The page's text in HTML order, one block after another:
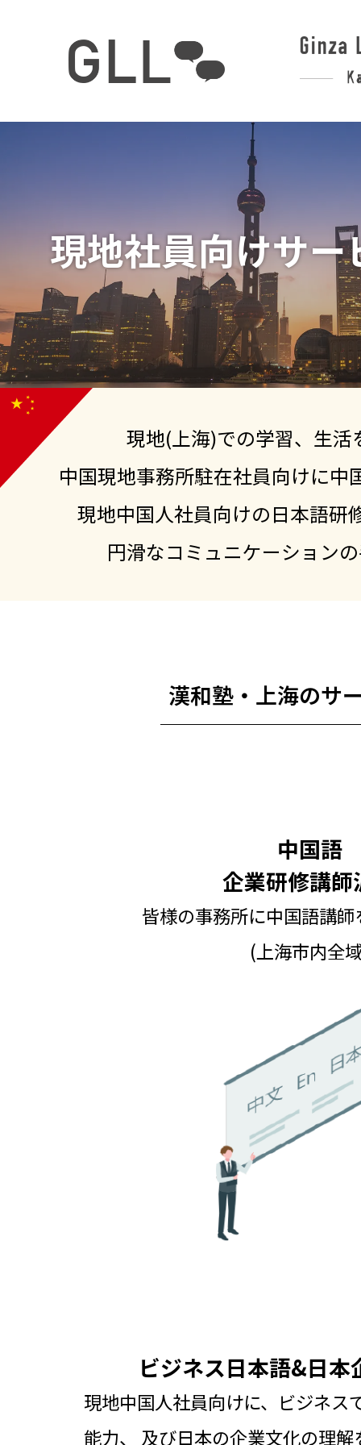
現地社員向けサ
現地(上海)での学習、生活
中国現地事務所駐在社員向けに中
現地中国人社員向けの日本語研
円滑なコミュニケーション
漢和塾・上海のサ
中国語
企業研修講師
皆様の事務所に中国語講
(上海市内全
ビジネス日本語&日本
現地中国人社員向けに、ビジネス
能力、
及び日本の企業文化の理